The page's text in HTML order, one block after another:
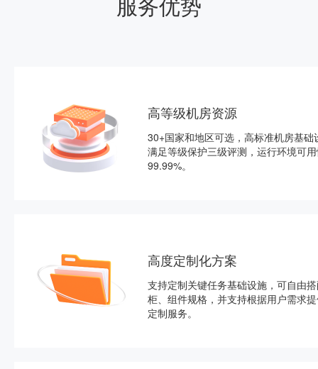
高等级机房资源
30+国家和地区可选，高标准机房基础
满足等级保护三级评测，运行环境可
99.99%。
高度定制化方案
支持定制关键任务基础设施，可自由
柜、组件规格，并支持根据用户需求
定制服务。